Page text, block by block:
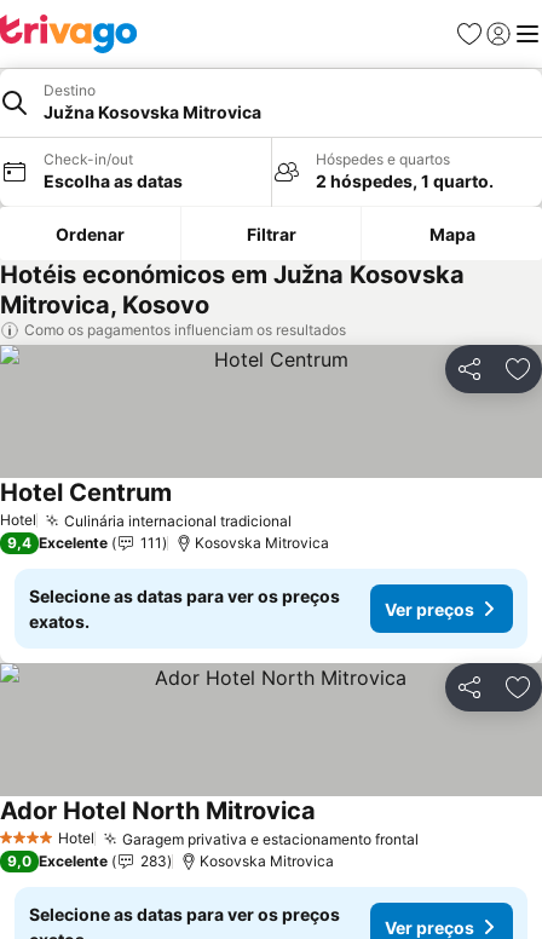
Favoritos
Iniciar
Destino
Južna Kosovska Mitrovica
Check-in/out
Escolha as datas
Hóspedes e quartos
2 hóspedes, 1 quarto.
Ordenar Filtrar Mapa
Hotéis económicos em Južna Kosovska
Mitrovica, Kosovo
Como os pagamentos influenciam os resultados
Partilhar
Hotel Culinária internacional tradicional
Hotel Centrum
9,4 Excelente 111 Kosovska Mitrovica
Selecione as datas para ver os preços
exatos.
Ver preços
Partilhar
4 EstrelasHotel Garagem privativa e estacionamento frontal
Ador Hotel North Mitrovica
9,0 Excelente 283 Kosovska Mitrovica
Selecione as datas para ver os preços
Ver preços